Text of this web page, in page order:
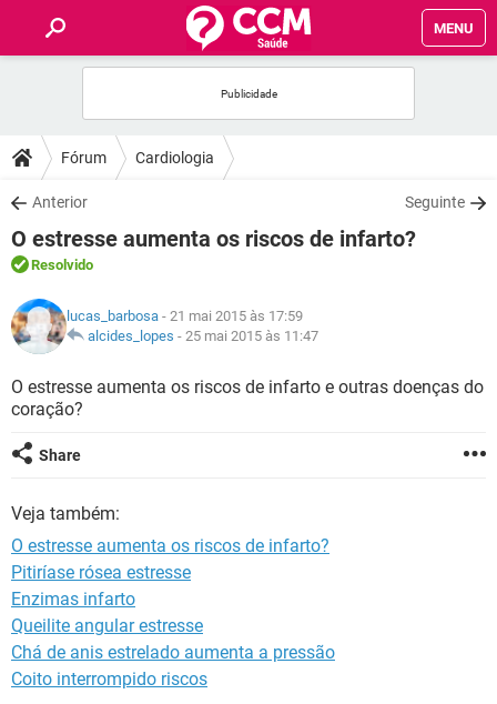
MENU
FÓRUM
SAÚDE
FAMÍLIA
NUTRIÇÃO
SEXUALIDADE
Fórum Cardiologia
Anterior Seguinte
O estresse aumenta os riscos de infarto?
Resolvido
lucas_barbosa - 21 mai 2015 às 17:59
alcides_lopes - 25 mai 2015 às 11:47
O estresse aumenta os riscos de infarto e outras doenças do
coração?
Share
Veja também:
O estresse aumenta os riscos de infarto?
Pitiríase rósea estresse
Enzimas infarto
Queilite angular estresse
Chá de anis estrelado aumenta a pressão
Coito interrompido riscos